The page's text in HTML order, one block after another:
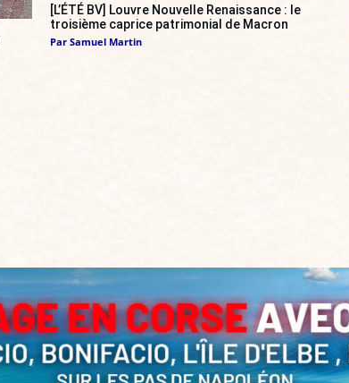
[L’ÉTÉ BV] Louvre Nouvelle Renaissance : le
troisième caprice patrimonial de Macron
Par Samuel Martin